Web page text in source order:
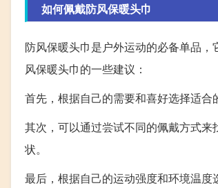
如何佩戴防风保暖头巾
防风保暖头巾是户外运动的必备单品
风保暖头巾的一些建议：
首先，根据自己的需要和喜好选择适合
其次，可以通过尝试不同的佩戴方式
状。
最后，根据自己的运动强度和环境温